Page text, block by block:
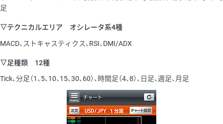
足
▽テクニカルエリア オシレータ系4種
MACD、ストキャスティクス、RSI、DMI/ADX
▽足種類 12種
Tick、分足（1、5、10、15、30、60）、時間足（4、8）、日足、週足、月足